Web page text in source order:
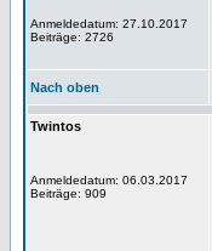
Anmeldedatum: 27.10.2017
Beiträge: 2726
Nach oben
Twintos
Anmeldedatum: 06.03.2017
Beiträge: 909